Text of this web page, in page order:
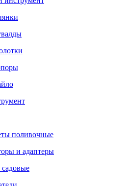
поливочные
и адаптеры